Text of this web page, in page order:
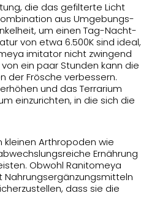
die das gefilterte Licht
aus Umgebungs-
um einen Tag-Nacht-
von etwa 6.500K sind ideal,
imitator nicht zwingend
ein paar Stunden kann die
der Frösche verbessern.
und das Terrarium
einzurichten, in die sich die
kleinen Arthropoden wie
Ernährung
Obwohl Ranitomeya
dass sie die